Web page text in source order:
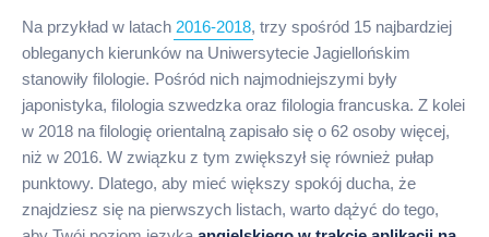
Na przykład w latach 2016-2018, trzy spośród 15 najbardziej
obleganych kierunków na Uniwersytecie Jagiellońskim
stanowiły filologie. Pośród nich najmodniejszymi były
japonistyka, filologia szwedzka oraz filologia francuska. Z kolei
w 2018 na filologię orientalną zapisało się o 62 osoby więcej,
niż w 2016. W związku z tym zwiększył się również pułap
punktowy. Dlatego, aby mieć większy spokój ducha, że
znajdziesz się na pierwszych listach, warto dążyć do tego,